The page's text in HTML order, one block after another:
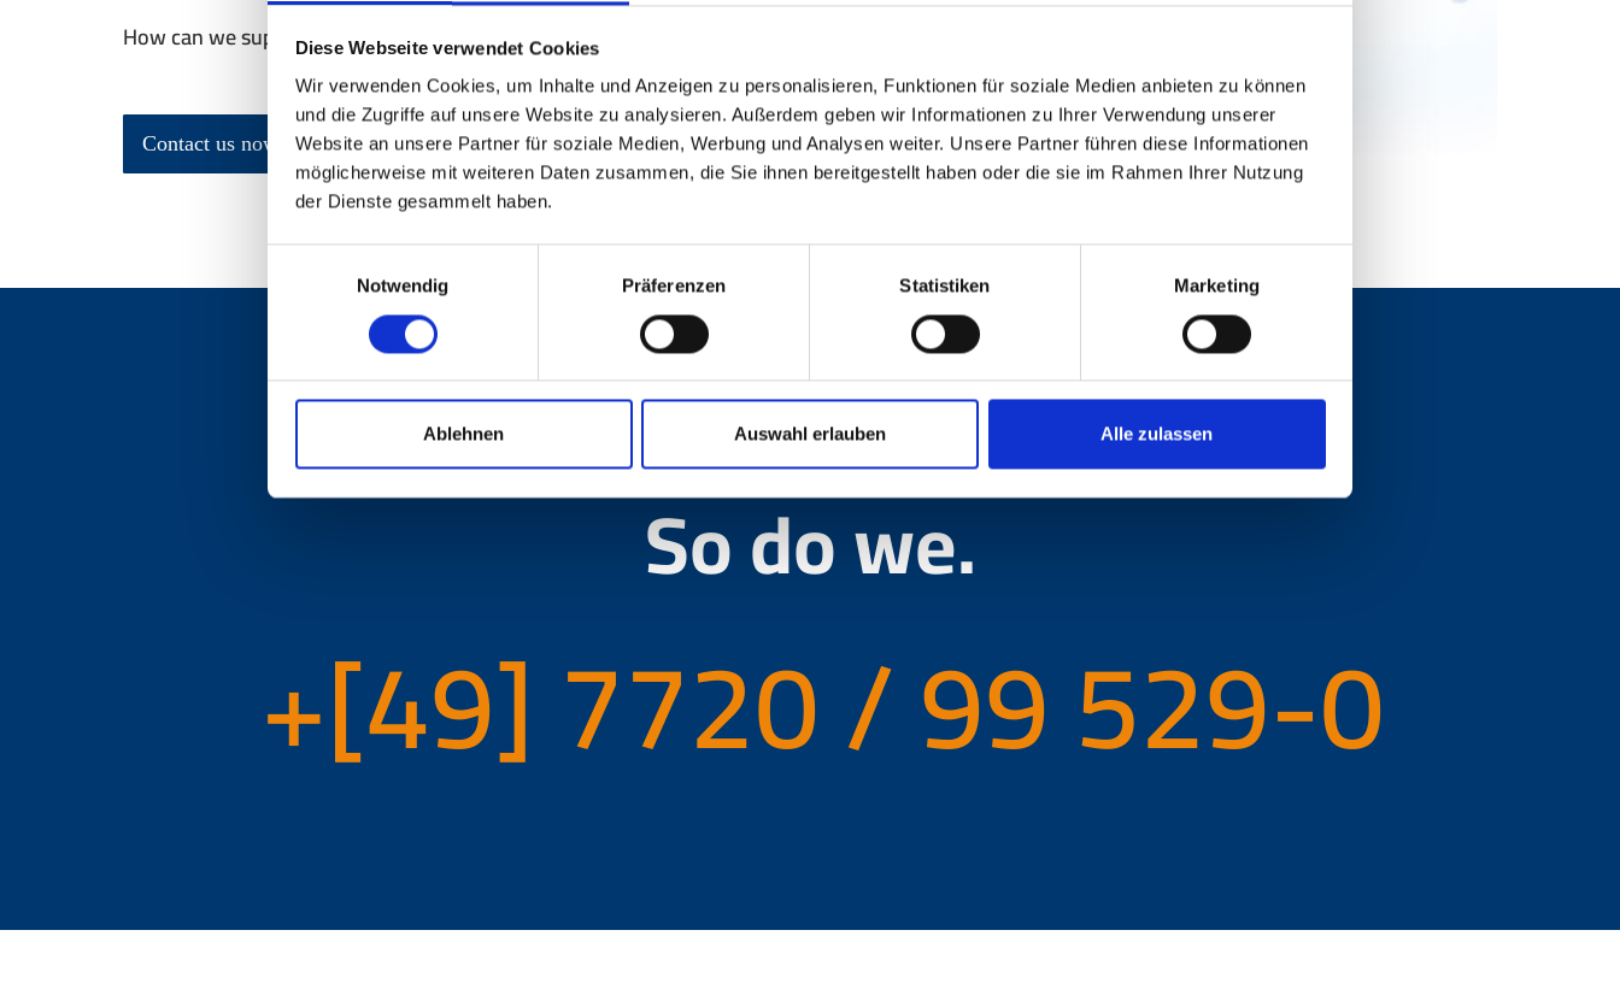
Diese Webseite verwendet Cookies
Wir verwenden Cookies, um Inhalte und Anzeigen zu personalisieren, Funktionen für soziale Medien anbieten zu können
und die Zugriffe auf unsere Website zu analysieren. Außerdem geben wir Informationen zu Ihrer Verwendung unserer
Website an unsere Partner für soziale Medien, Werbung und Analysen weiter. Unsere Partner führen diese Informationen
möglicherweise mit weiteren Daten zusammen, die Sie ihnen bereitgestellt haben oder die sie im Rahmen Ihrer Nutzung
der Dienste gesammelt haben.
Notwendig
Präferenzen Statistiken Marketing
Ablehnen Auswahl erlauben Alle zulassen
How can we support you?
Contact us now
You prefer personal contact?
So do we.
+[49] 7720 / 99 529-0